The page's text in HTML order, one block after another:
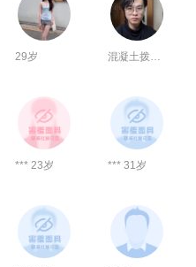
29岁 混凝土拨鼠 31岁
*** 23岁 *** 31岁